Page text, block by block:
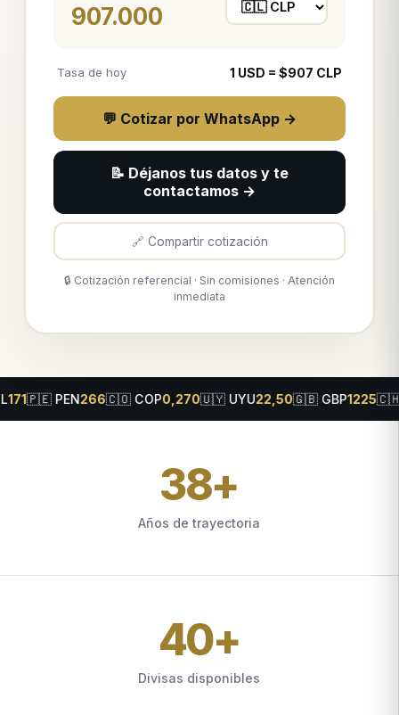
907.000
Tasa de hoy 1 USD = $907 CLP
💬 Cotizar por WhatsApp →
📝 Déjanos tus datos y te
contactamos →
🔗 Compartir cotización
🔒 Cotización referencial · Sin comisiones · Atención
inmediata
266🇨🇴 COP0,270🇺🇾 UYU22,50🇬🇧 GBP 1225🇨🇭 CHF1030
38+
Años de trayectoria
40+
Divisas disponibles